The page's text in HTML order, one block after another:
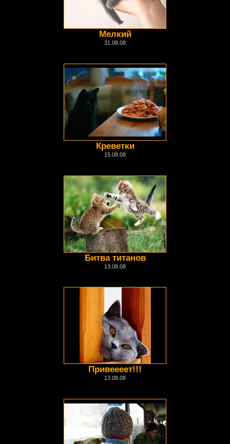
Мелкий
31.08.08
Креветки
15.08.08
Битва титанов
13.08.08
Привеееет!!!
13.08.08